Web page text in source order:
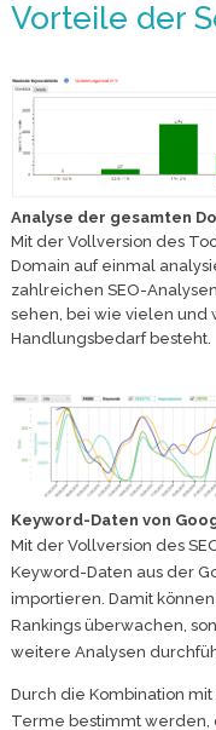
Vorteile der
Analyse der gesamten
Mit der Vollversion des
Domain auf einmal
zahlreichen SEO-
sehen, bei wie vielen und
Handlungsbedarf besteht.
Keyword-Daten von
Mit der Vollversion des
Keyword-Daten aus der
importieren. Damit
Rankings überwachen,
weitere Analysen
Durch die Kombination
Terme bestimmt werden,